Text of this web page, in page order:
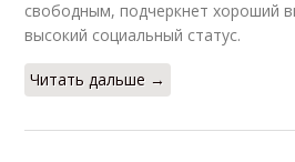
свободным, подчеркнет хороший
высокий социальный статус.
Читать дальше →